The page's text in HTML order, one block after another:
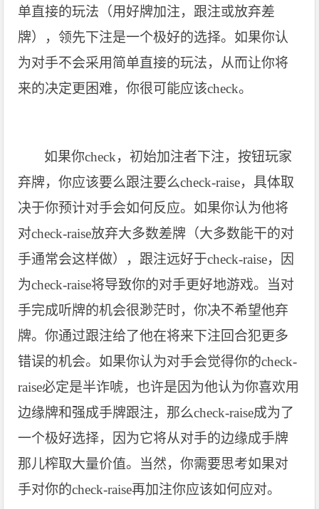
单直接的玩法（用好牌加注，跟注或放弃差
牌），领先下注是一个极好的选择。如果你认
为对手不会采用简单直接的玩法，从而让你将
来的决定更困难，你很可能应该check。
如果你check，初始加注者下注，按钮玩家
弃牌，你应该要么跟注要么check-raise，具体取
决于你预计对手会如何反应。如果你认为他将
对check-raise放弃大多数差牌（大多数能干的对
手通常会这样做），跟注远好于check-raise，因
为check-raise将导致你的对手更好地游戏。当对
手完成听牌的机会很渺茫时，你决不希望他弃
牌。你通过跟注给了他在将来下注回合犯更多
错误的机会。如果你认为对手会觉得你的check-
raise必定是半诈唬，也许是因为他认为你喜欢用
边缘牌和强成手牌跟注，那么check-raise成为了
一个极好选择，因为它将从对手的边缘成手牌
那儿榨取大量价值。当然，你需要思考如果对
手对你的check-raise再加注你应该如何应对。